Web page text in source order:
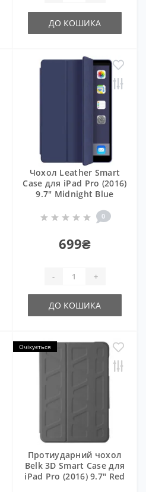
ДО КОШИКА
Чохол Leather Smart
Case для iPad Pro (2016)
9.7" Midnight Blue
0
699₴
- +
ДО КОШИКА
Очікується
Протиударний чохол
Belk 3D Smart Case для
iPad Pro (2016) 9.7" Red